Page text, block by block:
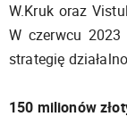
W.Kruk oraz
W czerwcu 2023
strategię
150 milionów